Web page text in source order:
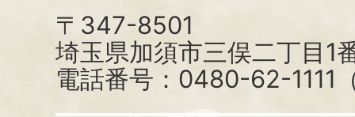
〒347-8501
埼玉県加須市三俣二丁目1
電話番号：0480-62-1111